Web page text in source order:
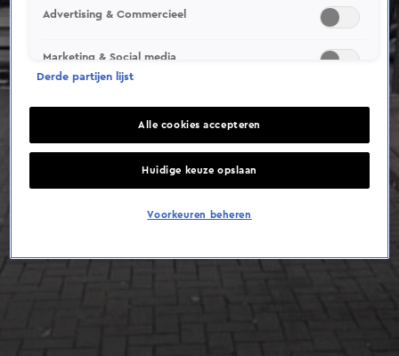
Advertising & Commercieel
Marketing & Social media
Derde partijen lijst
Alle cookies accepteren
Huidige keuze opslaan
Voorkeuren beheren